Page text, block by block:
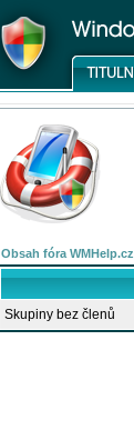
Obsah fóra WMHelp.cz
Skupiny bez členů